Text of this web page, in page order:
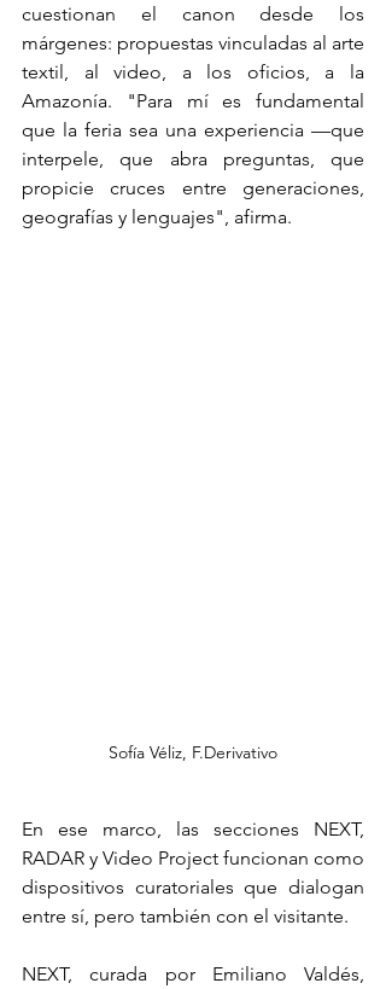
cuestionan el canon desde los
márgenes: propuestas vinculadas al arte
textil, al video, a los oficios, a la
Amazonía. "Para mí es fundamental
que la feria sea una experiencia —que
interpele, que abra preguntas, que
propicie cruces entre generaciones,
geografías y lenguajes", afirma.
Sofía Véliz, F.Derivativo
En ese marco, las secciones NEXT,
RADAR y Video Project funcionan como
dispositivos curatoriales que dialogan
entre sí, pero también con el visitante.
NEXT, curada por Emiliano Valdés,